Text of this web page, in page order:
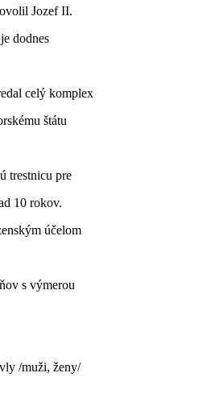
Jozef II.
dodnes
celý komplex
štátu
trestnicu pre
10 rokov.
účelom
s výmerou
/muži, ženy/